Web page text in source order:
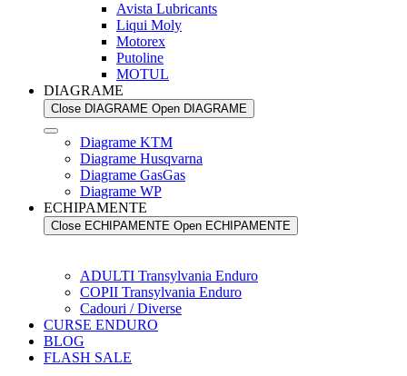
Avista Lubricants
Liqui Moly
Motorex
Putoline
MOTUL
DIAGRAME
Close DIAGRAME Open DIAGRAME
Diagrame KTM
Diagrame Husqvarna
Diagrame GasGas
Diagrame WP
ECHIPAMENTE
Close ECHIPAMENTE Open ECHIPAMENTE
ADULTI Transylvania Enduro
COPII Transylvania Enduro
Cadouri / Diverse
CURSE ENDURO
BLOG
FLASH SALE